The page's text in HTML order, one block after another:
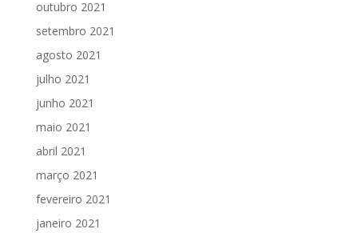
outubro 2021
setembro 2021
agosto 2021
julho 2021
junho 2021
maio 2021
abril 2021
março 2021
fevereiro 2021
janeiro 2021